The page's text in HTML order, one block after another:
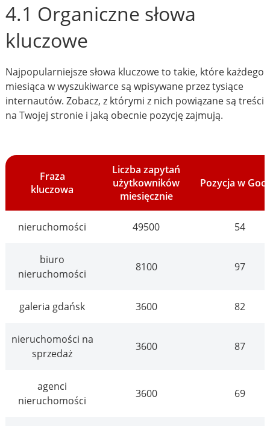
4.1 Organiczne słowa
kluczowe
Najpopularniejsze słowa kluczowe to takie, które każdego
miesiąca w wyszukiwarce są wpisywane przez tysiące
internautów. Zobacz, z którymi z nich powiązane są treści
na Twojej stronie i jaką obecnie pozycję zajmują.
Fraza
kluczowa
Liczba zapytań
użytkowników
miesięcznie
Pozycja w
nieruchomości 49500 54
biuro
nieruchomości
8100 97
galeria gdańsk 3600 82
nieruchomości na
sprzedaż
3600 87
agenci
nieruchomości
3600 69